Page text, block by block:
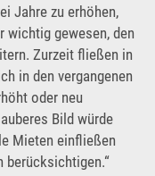
Jahre zu erhöhen,
wichtig gewesen, den
Zurzeit fließen in
in den vergangenen
oder neu
Bild würde
Mieten einfließen
berücksichtigen.“